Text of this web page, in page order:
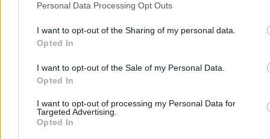
Personal Data Processing Opt Outs
I want to opt-out of the Sharing of my personal data.
Opted In
I want to opt-out of the Sale of my Personal Data.
Opted In
I want to opt-out of processing my Personal Data for
Targeted Advertising.
Opted In
Aleksandra Cieślik
Reklama
Reklama